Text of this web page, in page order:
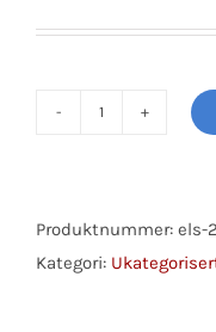
antall
Produktnummer: els-
Kategori: